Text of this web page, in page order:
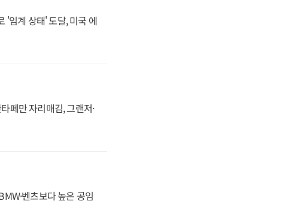
'임계 상태' 도달, 미국 에
페만 자리매김, 그랜저·
벤츠보다 높은 공임